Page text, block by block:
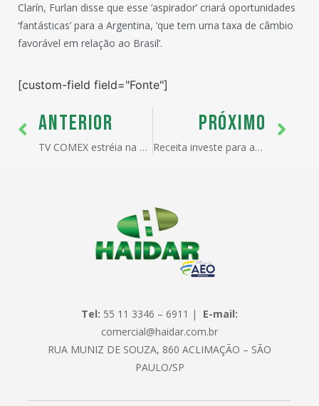
Clarín, Furlan disse que esse ‘aspirador’ criará oportunidades
‘fantásticas’ para a Argentina, ‘que tem uma taxa de câmbio
favorável em relação ao Brasil’.
[custom-field field="Fonte"]
ANTERIOR
TV COMEX estréia na Band Vale
PRÓXIMO
Receita investe para acelerar despacho de importações
Tel: 55 11 3346 – 6911 | E-mail:
comercial@haidar.com.br
RUA MUNIZ DE SOUZA, 860 ACLIMAÇÃO – SÃO
PAULO/SP